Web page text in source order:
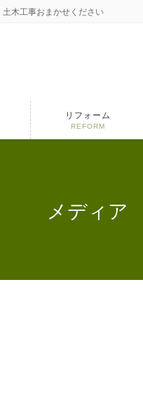
木工事おまかせください
リフォーム
REFORM
メディア